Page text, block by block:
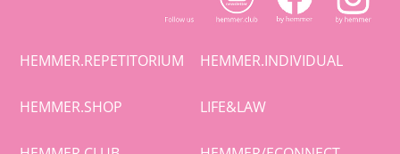
HEMMER.REPETITORIUM HEMMER.INDIVIDUAL
HEMMER.SHOP LIFE&LAW